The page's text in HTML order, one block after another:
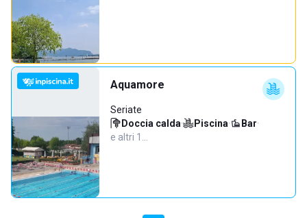
Aquamore
Seriate
Doccia calda· Piscina· Bar·
e altri 1…